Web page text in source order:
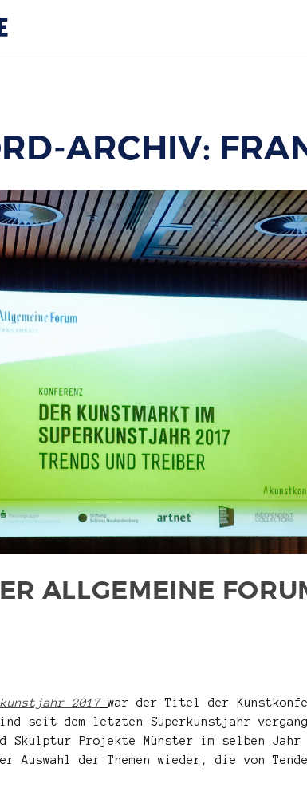
ARCHIV:
ALLGEMEINE
2017 war der Titel der
seit dem letzten Superkunstjahr
Skulptur Projekte Münster im selben
Auswahl der Themen wieder, die von